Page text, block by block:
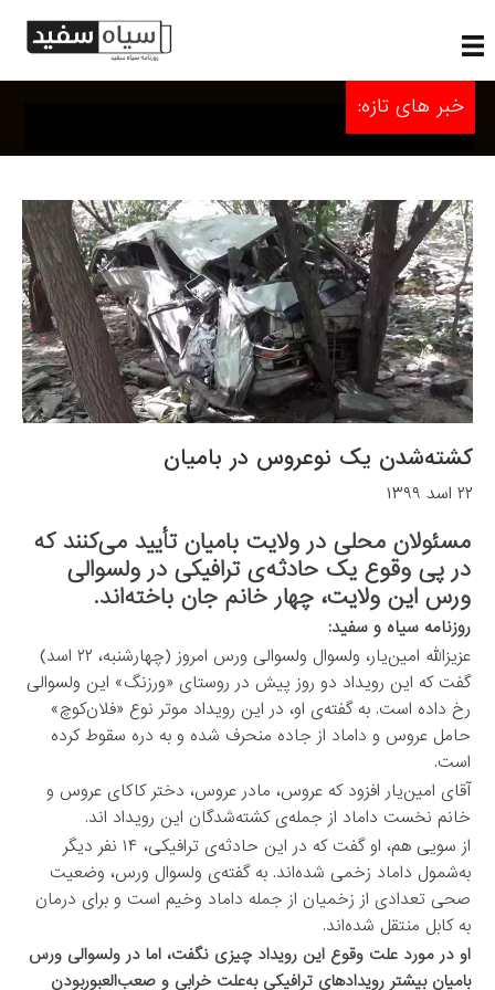
خبر های تازه:
کشته‌شدن یک نوعروس در بامیان
۲۲ اسد ۱۳۹۹
مسئولان محلی در ولایت بامیان تأیید می‌کنند که
در پی وقوع یک حادثه‌ی ترافیکی در ولسوالی
ورس این ولایت، چهار خانم جان باخته‌اند.
روزنامه سیاه و سفید:
عزیزالله امین‌یار، ولسوال ولسوالی ورس امروز (چهارشنبه، ۲۲ اسد)
گفت که این رویداد دو روز پیش در روستای «ورزنگ» این ولسوالی
رخ داده است. به گفته‌ی او، در این رویداد موتر نوع «فلان‌کوچ»
حامل عروس و داماد از جاده منحرف شده و به دره سقوط کرده
است.
آقای امین‌یار افزود که عروس، مادر عروس، دختر کاکای عروس و
خانم نخست داماد از جمله‌ی کشته‌شدگان این رویداد اند.
از سویی هم، او گفت که در این حادثه‌ی ترافیکی، ۱۴ نفر دیگر
به‌شمول داماد زخمی شده‌اند. به گفته‌ی ولسوال ورس، وضعیت
صحی تعدادی از زخمیان از جمله داماد وخیم است و برای درمان
به کابل منتقل شده‌اند.
او در مورد علت وقوع این رویداد چیزی نگفت، اما در ولسوالی ورس
بامیان بیشتر رویدادهای ترافیکی به‌علت خرابی و صعب‌العبوربودن